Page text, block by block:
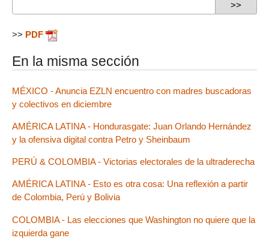
>> PDF
En la misma sección
MÉXICO - Anuncia EZLN encuentro con madres buscadoras
y colectivos en diciembre
AMÉRICA LATINA - Hondurasgate: Juan Orlando Hernández
y la ofensiva digital contra Petro y Sheinbaum
PERÚ & COLOMBIA - Victorias electorales de la ultraderecha
AMÉRICA LATINA - Esto es otra cosa: Una reflexión a partir
de Colombia, Perú y Bolivia
COLOMBIA - Las elecciones que Washington no quiere que la
izquierda gane